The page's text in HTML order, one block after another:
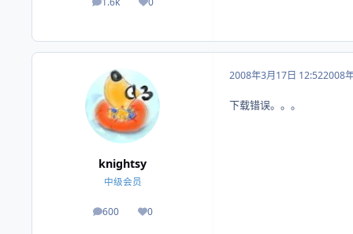
帖子 荣誉积分
knightsy
中级会员
600
帖子 0
荣誉积分
2008年3月17日 12:522008
下载错误。。。